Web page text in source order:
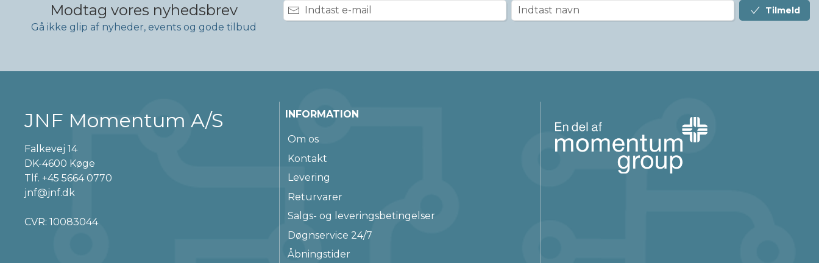
Modtag vores nyhedsbrev
Gå ikke glip af nyheder, events og gode tilbud
Tilmeld
JNF Momentum A/S
Falkevej 14
DK-4600 Køge
Tlf. +45 5664 0770
jnf@jnf.dk
CVR: 10083044
INFORMATION
Om os
Kontakt
Levering
Returvarer
Salgs- og leveringsbetingelser
Døgnservice 24/7
Åbningstider